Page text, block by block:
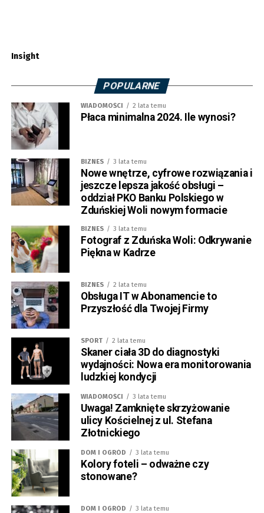
Insight
POPULARNE
WIADOMOŚCI 2 lata temu
Płaca minimalna 2024. Ile wynosi?
BIZNES 3 lata temu
Nowe wnętrze, cyfrowe rozwiązania i
jeszcze lepsza jakość obsługi –
oddział PKO Banku Polskiego w
Zduńskiej Woli nowym formacie
BIZNES 3 lata temu
Fotograf z Zduńska Woli: Odkrywanie
Piękna w Kadrze
BIZNES 2 lata temu
Obsługa IT w Abonamencie to
Przyszłość dla Twojej Firmy
SPORT 2 lata temu
Skaner ciała 3D do diagnostyki
wydajności: Nowa era monitorowania
ludzkiej kondycji
WIADOMOŚCI 3 lata temu
Uwaga! Zamknięte skrzyżowanie
ulicy Kościelnej z ul. Stefana
Złotnickiego
DOM I OGRÓD 3 lata temu
Kolory foteli – odważne czy
stonowane?
DOM I OGRÓD 3 lata temu